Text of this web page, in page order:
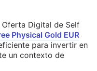
Oferta Digital de Self
Physical Gold EUR
para invertir en
un contexto de